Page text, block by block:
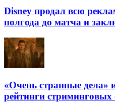
Disney продал всю
полгода до матча и
«Очень странные дела»
рейтинги стриминговых